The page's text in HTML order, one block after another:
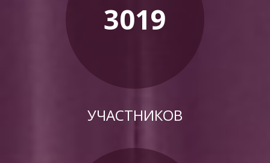
3019
УЧАСТНИКОВ